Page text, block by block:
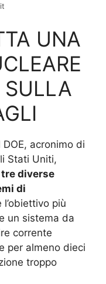
UNA
SULLA
acronimo di
Stati Uniti,
tre diverse
di
l’obiettivo più
un sistema da
corrente
per almeno dieci
troppo